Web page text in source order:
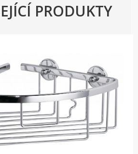
PRODUKTY